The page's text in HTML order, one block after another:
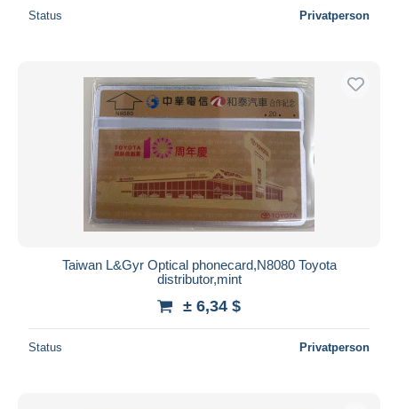
Status Privatperson
Taiwan L&Gyr Optical phonecard,N8080 Toyota
distributor,mint
± 6,34 $
Status Privatperson